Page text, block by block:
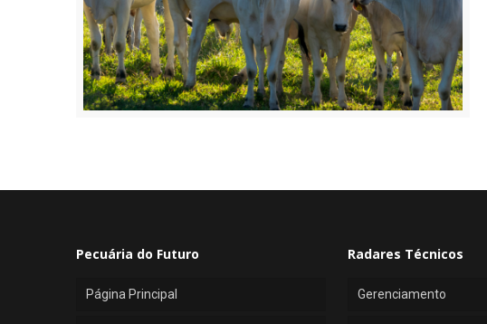
Pecuária do Futuro
Página Principal
Radares Técnicos
Gerenciamento